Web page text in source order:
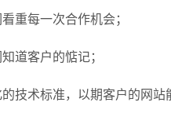
重每一次合作机会；
道客户的惦记；
技术标准，以期客户的网